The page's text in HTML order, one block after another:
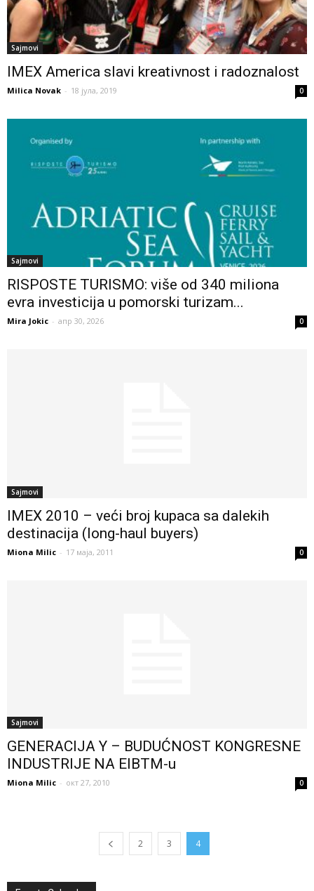
Sajmovi
IMEX America slavi kreativnost i radoznalost
Milica Novak - 18 јула, 2019 0
Sajmovi
RISPOSTE TURISMO: više od 340 miliona
evra investicija u pomorski turizam...
Mira Jokic - апр 30, 2026 0
Sajmovi
IMEX 2010 – veći broj kupaca sa dalekih
destinacija (long-haul buyers)
Miona Milic - 17 маја, 2011 0
Sajmovi
GENERACIJA Y – BUDUĆNOST KONGRESNE
INDUSTRIJE NA EIBTM-u
Miona Milic - окт 27, 2010 0
2 3 4